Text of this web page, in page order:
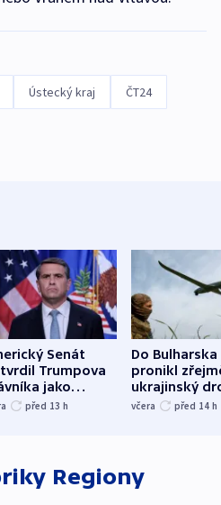
Ústecký kraj ČT24
Senát
Trumpova
jako
před 13 h
Do Bulharska
pronikl
ukrajinský
explodoval
včera před 14 h
Regiony